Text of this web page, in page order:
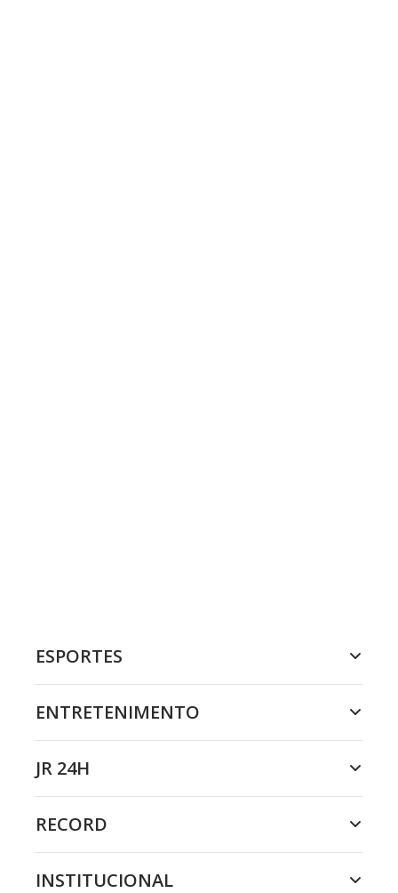
ESPORTES
ENTRETENIMENTO
JR 24H
RECORD
INSTITUCIONAL